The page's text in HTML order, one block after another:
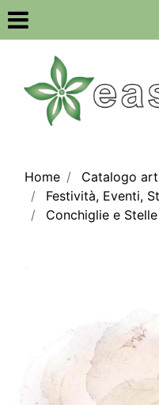
Open
Home
Catalogo
Festività, Eventi,
Conchiglie e Stelle